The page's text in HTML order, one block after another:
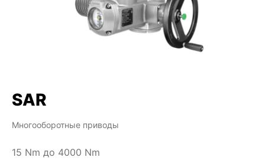
SAR
Многооборотные приводы
15 Nm до 4000 Nm